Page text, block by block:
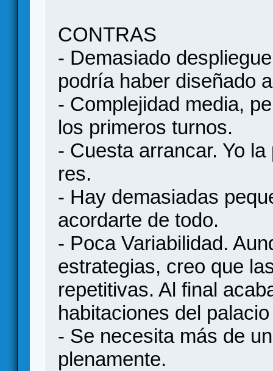
CONTRAS
- Demasiado
podría haber diseñado
- Complejidad media,
los primeros turnos.
- Cuesta arrancar. Yo
res.
- Hay demasiadas
acordarte de todo.
- Poca Variabilidad.
estrategias, creo que
repetitivas. Al final
habitaciones del
- Se necesita más de
plenamente.